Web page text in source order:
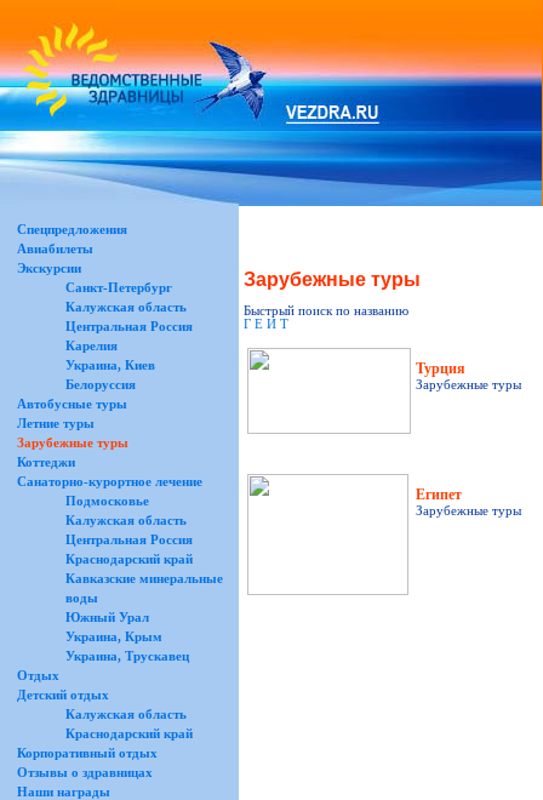
Спецпредложения
Авиабилеты
Экскурсии
Санкт-Петербург
Калужская область
Центральная Россия
Карелия
Украина, Киев
Белоруссия
Автобусные туры
Летние туры
Зарубежные туры
Коттеджи
Санаторно-курортное лечение
Подмосковье
Калужская область
Центральная Россия
Краснодарский край
Кавказские минеральные
воды
Южный Урал
Украина, Крым
Украина, Трускавец
Отдых
Детский отдых
Калужская область
Краснодарский край
Корпоративный отдых
Отзывы о здравницах
Наши награды
Зарубежные туры
Быстрый поиск по названию
Г Е И Т
Турция
Зарубежные туры
Египет
Зарубежные туры